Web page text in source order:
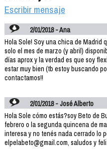
Escribir mensaje
2/01/2018 - Ana
Hola Sole! Soy una chica de Madrid
solo el mes de marzo (y abril)
días aprox y la verdad es que soy
estar muy bien (tb estoy buscando
contactamos!!
2/01/2018 - José Alberto
Hola Sole cómo estás?soy Beto de
febrero o la segunda quincena de
interesa y no tenés nada cerrado lo
elpelabeto@gmail.com, saludos y